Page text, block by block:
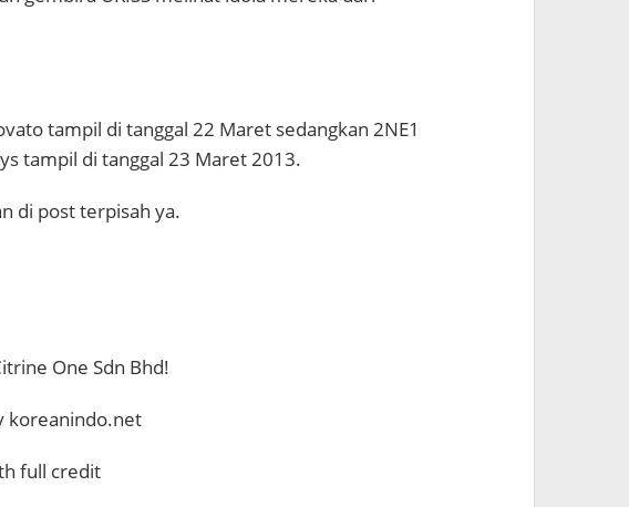
tampil di tanggal 22 Maret sedangkan 2NE1
tampil di tanggal 23 Maret 2013.
di post terpisah ya.
One Sdn Bhd!
koreanindo.net
full credit